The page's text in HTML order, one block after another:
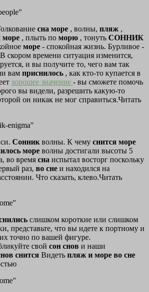
сна море , волны, пляж ,
море , плыть по морю , тонуть СОННИК
море - спокойная жизнь. Бурливое -
скором времени ситуация изменится,
и вы получите то, чего вам так
вам приснилось , как кто-то купается в
хорошее значение - вы сможете помочь
вы видели, разрешить какую-то
он никак не мог справиться.Читать
enigma"
Сонник волны. К чему снится море
море волны достигали высоты 5
во время сна испытал восторг поскольку
раз, во сне и находился на
Что сказать, клево.Читать
слишком короткие или слишком
представьте, что вы идете к портному и
точно по вашей фигуре.
свой сон снов и наши
снится Видеть пляж и море во сне